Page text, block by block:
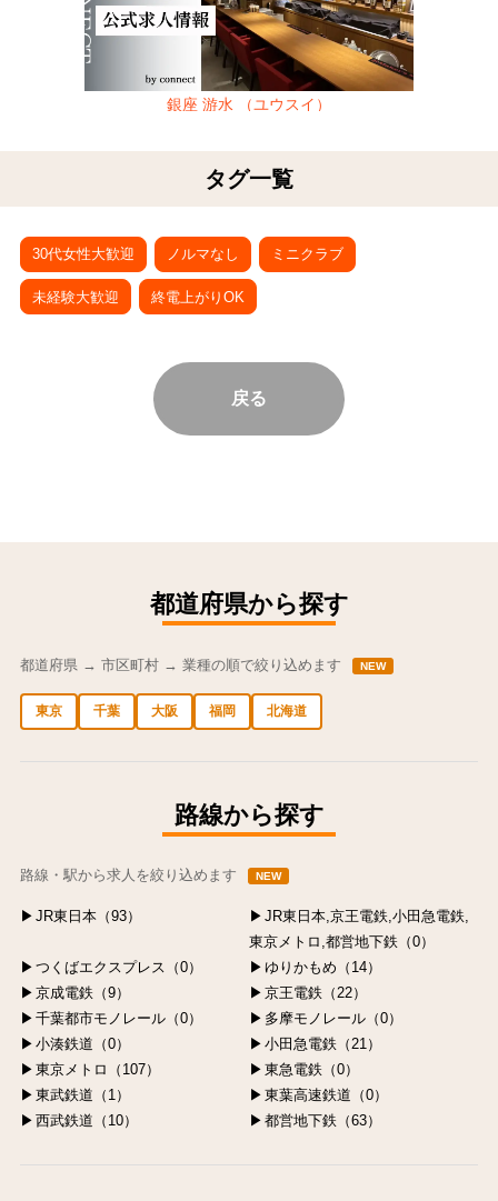
銀座 游水 （ユウスイ）
タグ一覧
30代女性大歓迎 ノルマなし ミニクラブ
未経験大歓迎 終電上がりOK
戻る
都道府県から探す
都道府県 → 市区町村 → 業種の順で絞り込めます NEW
東京 千葉 大阪 福岡 北海道
路線から探す
路線・駅から求人を絞り込めます NEW
JR東日本（93）
JR東日本,京王電鉄,小田急電鉄,
東京メトロ,都営地下鉄（0）
つくばエクスプレス（0）
ゆりかもめ（14）
京成電鉄（9）
京王電鉄（22）
千葉都市モノレール（0）
多摩モノレール（0）
小湊鉄道（0）
小田急電鉄（21）
東京メトロ（107）
東急電鉄（0）
東武鉄道（1）
東葉高速鉄道（0）
西武鉄道（10）
都営地下鉄（63）